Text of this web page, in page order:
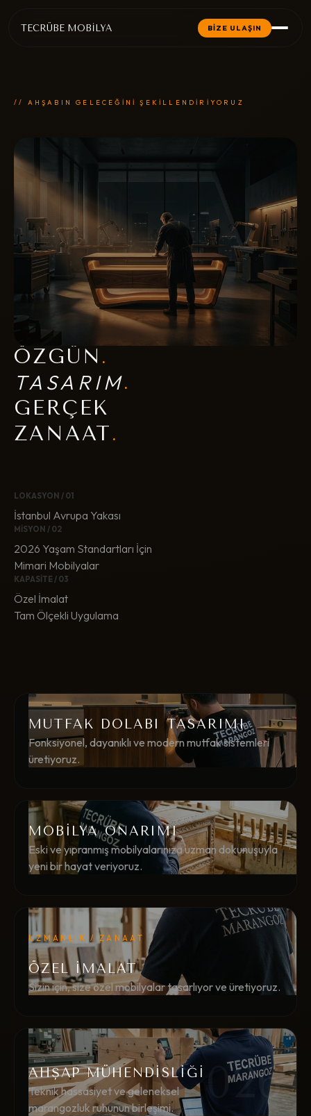
TECRÜBE MOBİLYA BİZE ULAŞIN
// AHŞABIN GELECEĞİNİ ŞEKİLLENDİRİYORUZ
ÖZGÜN .
TASARIM.
GERÇEK
ZANAAT.
LOKASYON / 01
İstanbul Avrupa Yakası
MİSYON / 02
2026 Yaşam Standartları İçin
Mimari Mobilyalar
KAPASİTE / 03
Özel İmalat
Tam Ölçekli Uygulama
MUTFAK DOLABI TASARIMI
Fonksiyonel, dayanıklı ve modern mutfak sistemleri
üretiyoruz.
MOBİLYA ONARIMI
Eski ve yıpranmış mobilyalarınıza uzman dokunuşuyla
yeni bir hayat veriyoruz.
UZMANLIK / ZANAAT
ÖZEL İMALAT
Sizin için, size özel mobilyalar tasarlıyor ve üretiyoruz.
AHŞAP MÜHENDİSLİĞİ
Teknik hassasiyet ve geleneksel
marangozluk ruhunun birleşimi.
026